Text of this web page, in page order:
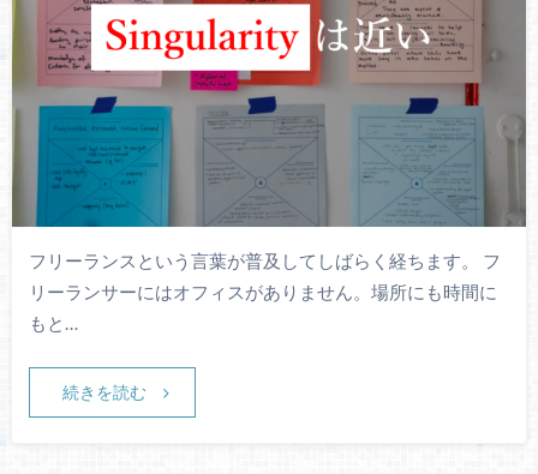
フリーランスという言葉が普及してしばらく経ちます。 フ
リーランサーにはオフィスがありません。場所にも時間に
もと…
続きを読む